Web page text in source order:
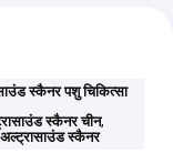
स्कैनर पशु चिकित्सा
स्कैनर चीन,
अल्ट्रासाउंड स्कैनर